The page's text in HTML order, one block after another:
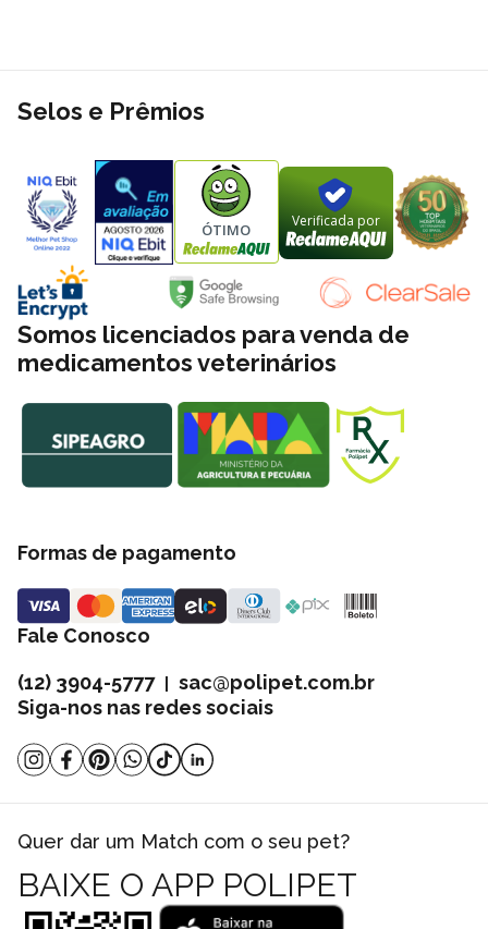
Selos e Prêmios
ÓTIMO Verificada por
Somos licenciados para venda de
medicamentos veterinários
Formas de pagamento
Fale Conosco
(12) 3904-5777| sac@polipet.com.br
Siga-nos nas redes sociais
Quer dar um Match com o seu pet?
BAIXE O APP POLIPET